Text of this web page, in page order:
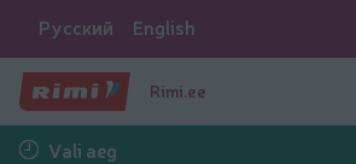
Русский English
Rimi.ee
Vali aeg